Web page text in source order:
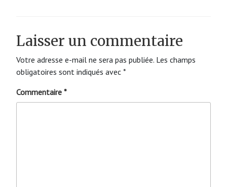
Laisser un commentaire
Votre adresse e-mail ne sera pas publiée. Les champs
obligatoires sont indiqués avec *
Commentaire *